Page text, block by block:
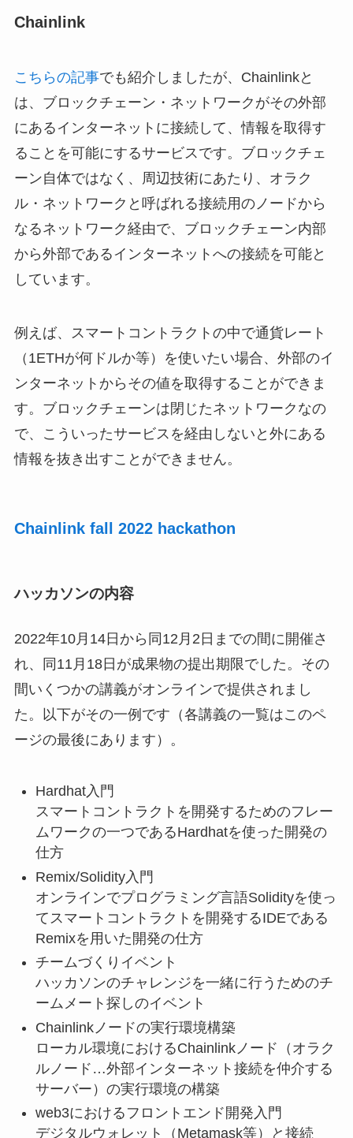
Chainlink
こちらの記事でも紹介しましたが、Chainlinkと
は、ブロックチェーン・ネットワークがその外部
にあるインターネットに接続して、情報を取得す
ることを可能にするサービスです。ブロックチェ
ーン自体ではなく、周辺技術にあたり、オラク
ル・ネットワークと呼ばれる接続用のノードから
なるネットワーク経由で、ブロックチェーン内部
から外部であるインターネットへの接続を可能と
しています。
例えば、スマートコントラクトの中で通貨レート
（1ETHが何ドルか等）を使いたい場合、外部のイ
ンターネットからその値を取得することができま
す。ブロックチェーンは閉じたネットワークなの
で、こういったサービスを経由しないと外にある
情報を抜き出すことができません。
Chainlink fall 2022 hackathon
ハッカソンの内容
2022年10月14日から同12月2日までの間に開催さ
れ、同11月18日が成果物の提出期限でした。その
間いくつかの講義がオンラインで提供されまし
た。以下がその一例です（各講義の一覧はこのペ
ージの最後にあります）。
Hardhat入門
スマートコントラクトを開発するためのフレー
ムワークの一つであるHardhatを使った開発の
仕方
Remix/Solidity入門
オンラインでプログラミング言語Solidityを使っ
てスマートコントラクトを開発するIDEである
Remixを用いた開発の仕方
チームづくりイベント
ハッカソンのチャレンジを一緒に行うためのチ
ームメート探しのイベント
Chainlinkノードの実行環境構築
ローカル環境におけるChainlinkノード（オラク
ルノード…外部インターネット接続を仲介する
サーバー）の実行環境の構築
web3におけるフロントエンド開発入門
デジタルウォレット（Metamask等）と接続